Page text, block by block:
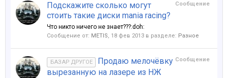
Сообщение
Подскажите сколько могут
стоить такие диски mania racing?
Что никто ничего не знает???:doh:
Сообщение от: METIS, 18 фев 2013 в разделе: Разное
Сообщение
БАЗАР ДРУГОЕ
Продаю мелочёвку
вырезанную на лазере из НЖ